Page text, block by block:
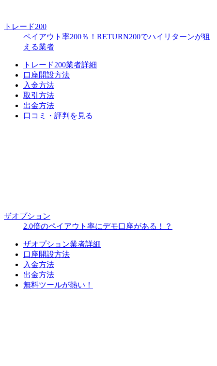
トレード200
ペイアウト率200％！RETURN200でハイリターンが狙
える業者
トレード200業者詳細
口座開設方法
入金方法
取引方法
出金方法
口コミ・評判を見る
ザオプション
2.0倍のペイアウト率にデモ口座がある！？
ザオプション業者詳細
口座開設方法
入金方法
出金方法
無料ツールが熱い！